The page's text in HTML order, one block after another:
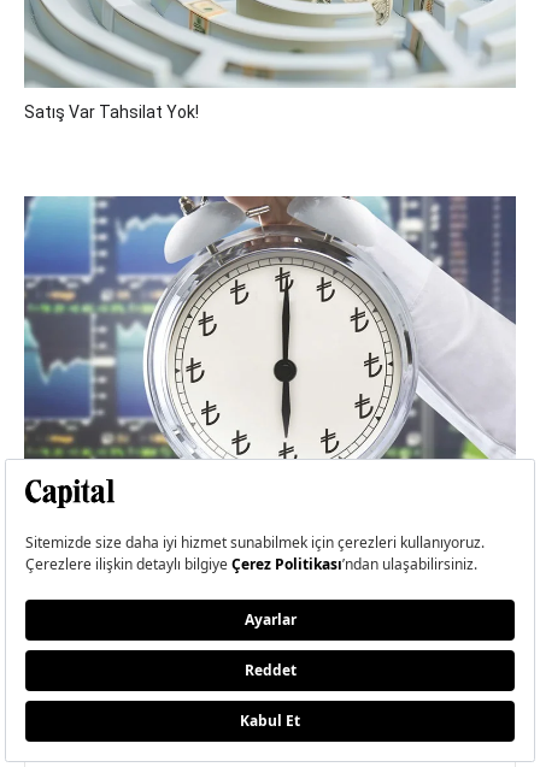
Satış Var Tahsilat Yok!
Sıkışıklık Alarmı!
YORUM YAZ
YORUMUNUZ